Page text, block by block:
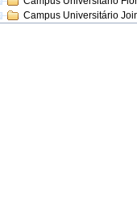
Campus Universitário